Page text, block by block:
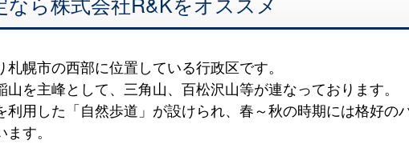
幌市の西部に位置している行政区です。
を主峰として、三角山、百松沢山等が連なっております。
利用した「自然歩道」が設けられ、春～秋の時期には格好の
す。